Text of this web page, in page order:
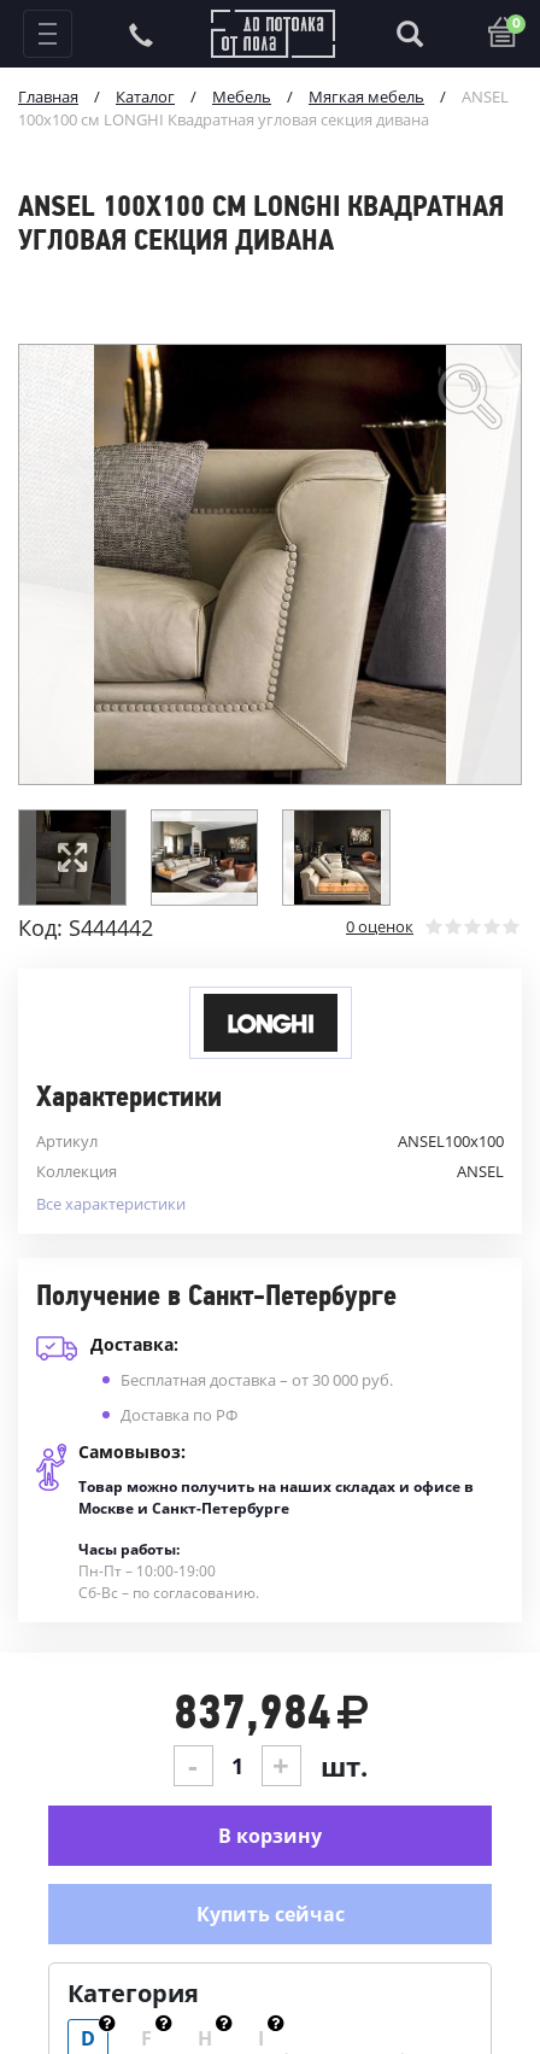
0
Главная / Каталог / Мебель / Мягкая мебель /
ANSEL
100х100 см LONGHI Квадратная угловая секция дивана
ANSEL 100Х100 СМ LONGHI КВАДРАТНАЯ
УГЛОВАЯ СЕКЦИЯ ДИВАНА
Код: S444442 0 оценок
Характеристики
Артикул
ANSEL100х100
Коллекция
ANSEL
Все характеристики
Получение в Санкт-Петербурге
Доставка:
Бесплатная доставка – от 30 000 руб.
Доставка по РФ
Самовывоз:
Товар можно получить на наших складах и офисе в
Москве и Санкт-Петербурге
Часы работы:
Пн-Пт – 10:00-19:00
Сб-Вс – по согласованию.
Категория
D F H
I
837,984
- + шт.
В корзину
Купить сейчас